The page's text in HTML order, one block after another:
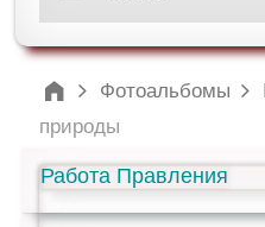
Фотоальбомы
природы
Работа Правления